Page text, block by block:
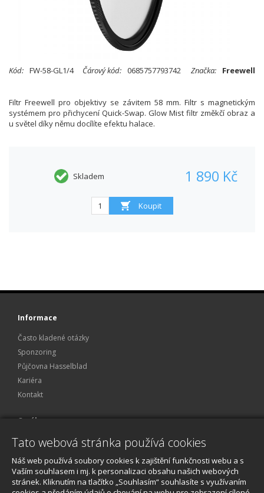
Kód: FW-58-GL1/4 Čárový kód: 0685757793742 Značka: Freewell
Filtr Freewell pro objektivy se závitem 58 mm. Filtr s magnetickým
systémem pro přichycení Quick-Swap. Glow Mist filtr změkčí obraz a
u světel díky němu docílíte efektu halace.
Skladem 1 890 Kč
Informace
Často kladené otázky
Sponzoring
Půjčovna Hasselblad
Kariéra
Kontakt
O nákupu
Obchodní podmínky
Reklamace a servis
O nákupu
Tato webová stránka používá cookies
Náš web používá soubory cookies k zajištění funkčnosti webu a s
Vaším souhlasem i mj. k personalizaci obsahu našich webových
stránek. Kliknutím na tlačítko „Souhlasím“ souhlasíte s využívaním